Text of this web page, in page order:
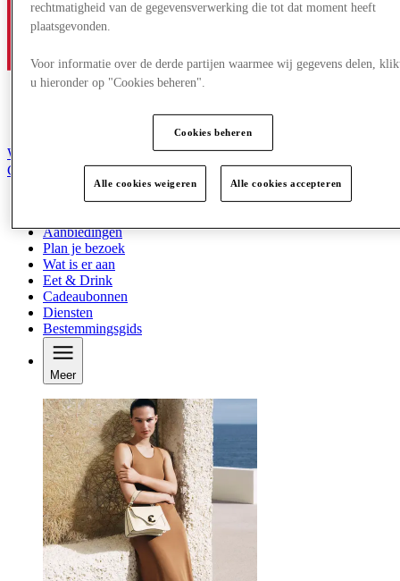
Word lid van de Club
Gered,
Aanbiedingen
Plan je bezoek
Wat is er aan
Eet & Drink
Cadeaubonnen
Diensten
Bestemmingsgids
Meer
rechtmatigheid van de gegevensverwerking die tot dat moment heeft
plaatsgevonden.
Voor informatie over de derde partijen waarmee wij gegevens delen,
u hieronder op "Cookies beheren".
Cookies beheren
Alle cookies weigeren Alle cookies accepteren